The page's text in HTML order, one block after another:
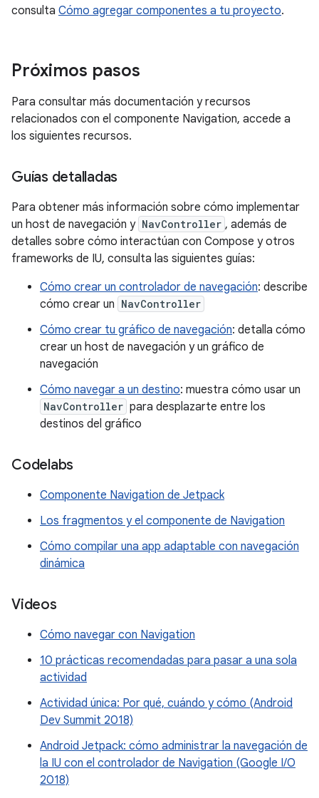
consulta Cómo agregar componentes a tu proyecto.
Próximos pasos
Para consultar más documentación y recursos
relacionados con el componente Navigation, accede a
los siguientes recursos.
Guías detalladas
Para obtener más información sobre cómo implementar
un host de navegación y NavController , además de
detalles sobre cómo interactúan con Compose y otros
frameworks de IU, consulta las siguientes guías:
Cómo crear un controlador de navegación: describe
cómo crear un NavController
Cómo crear tu gráfico de navegación: detalla cómo
crear un host de navegación y un gráfico de
navegación
Cómo navegar a un destino: muestra cómo usar un
NavController para desplazarte entre los
destinos del gráfico
Codelabs
Componente Navigation de Jetpack
Los fragmentos y el componente de Navigation
Cómo compilar una app adaptable con navegación
dinámica
Videos
Cómo navegar con Navigation
10 prácticas recomendadas para pasar a una sola
actividad
Actividad única: Por qué, cuándo y cómo (Android
Dev Summit 2018)
Android Jetpack: cómo administrar la navegación de
la IU con el controlador de Navigation (Google I/O
2018)